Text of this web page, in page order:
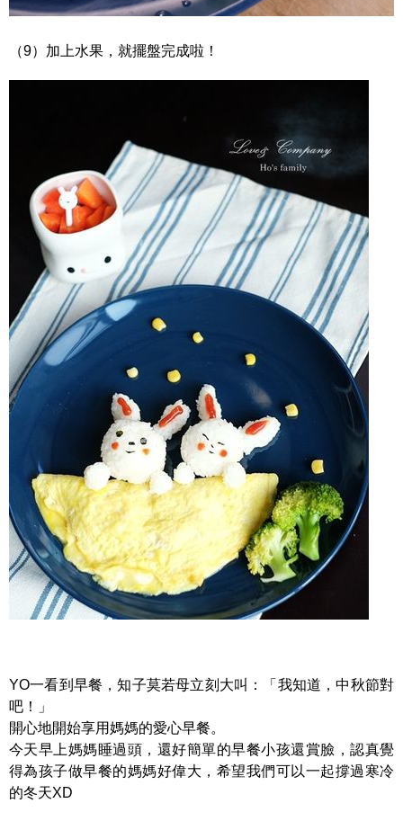
（9）加上水果，就擺盤完成啦！
YO一看到早餐，知子莫若母立刻大叫：「我知道，中秋節對
吧！」
開心地開始享用媽媽的愛心早餐。
今天早上媽媽睡過頭，還好簡單的早餐小孩還賞臉，認真覺
得為孩子做早餐的媽媽好偉大，希望我們可以一起撐過寒冷
的冬天XD